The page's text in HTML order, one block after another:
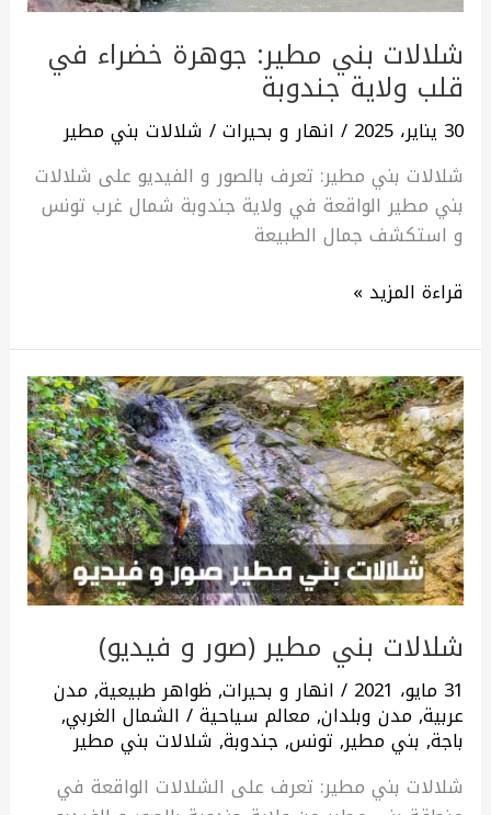
شلالات بني مطير: جوهرة خضراء في
قلب ولاية جندوبة
30 يناير، 2025 / انهار و بحيرات/ شلالات بني مطير
شلالات بني مطير: تعرف بالصور و الفيديو على شلالات
بني مطير الواقعة في ولاية جندوبة شمال غرب تونس
و استكشف جمال الطبيعة
قراءة المزيد »
شلالات بني مطير (صور و فيديو)
31 مايو، 2021 / انهار و بحيرات,ظواهر طبيعية, مدن
عربية, مدن وبلدان, معالم سياحية/ الشمال الغربي,
باجة, بني مطير, تونس, جندوبة, شلالات بني مطير
شلالات بني مطير: تعرف على الشلالات الواقعة في
شلالات
بني
مطير
(صور
و
فيديو)